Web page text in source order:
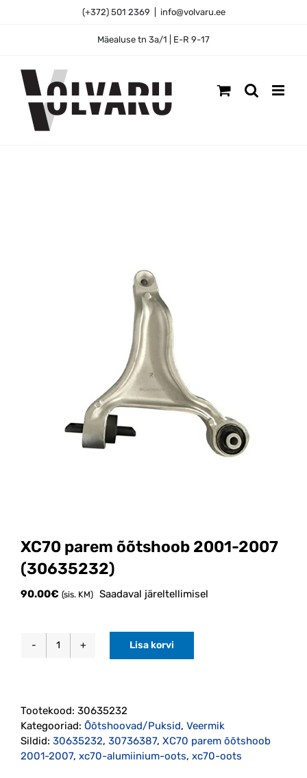
(+372) 501 2369 info@volvaru.ee
Mäealuse tn 3a/1 | E-R 9-17
XC70 parem õõtshoob 2001-2007
(30635232)
90.00€ (sis. KM) Saadaval järeltellimisel
XC70
2007
(30635232)
kogus
Lisa korvi
Tootekood: 30635232
Kategooriad: Õõtshoovad/Puksid, Veermik
Sildid: 30635232, 30736387, XC70 parem õõtshoob
2001-2007, xc70-alumiinium-oots, xc70-oots